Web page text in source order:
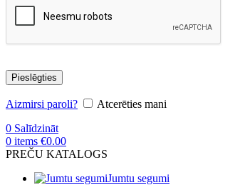
Pieslēgties
Aizmirsi paroli?
Atcerēties mani
0 Salīdzināt
0 items €0.00
PREČU KATALOGS
Jumtu segumi